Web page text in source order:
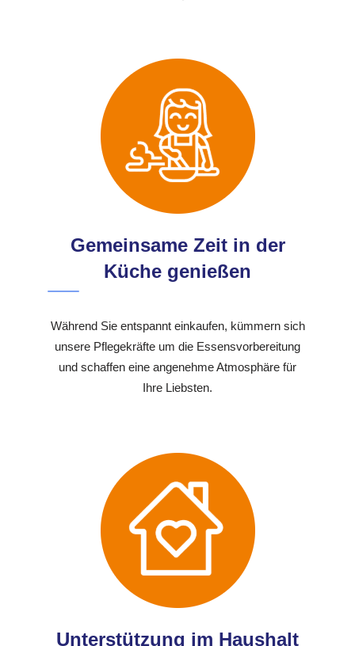
Gemeinsame Zeit in der
Küche genießen
Während Sie entspannt einkaufen, kümmern sich
unsere Pflegekräfte um die Essensvorbereitung
und schaffen eine angenehme Atmosphäre für
Ihre Liebsten.
Unterstützung im Haushalt